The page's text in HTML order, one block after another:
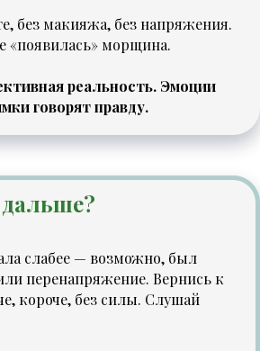
без макияжа, без напряжения.
«появилась» морщина.
реальность. Эмоции
говорят правду.
слабее — возможно, был
перенапряжение. Вернись к
короче, без силы. Слушай